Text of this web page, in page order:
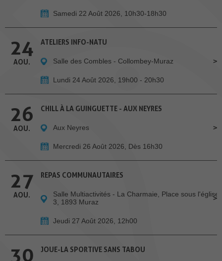
Samedi 22 Août 2026, 10h30-18h30
24
AOU.
ATELIERS INFO-NATU
Salle des Combles - Collombey-Muraz
Lundi 24 Août 2026, 19h00 - 20h30
26
AOU.
CHILL À LA GUINGUETTE - AUX NEYRES
Aux Neyres
Mercredi 26 Août 2026, Dès 16h30
27
AOU.
REPAS COMMUNAUTAIRES
Salle Multiactivités - La Charmaie, Place sous l'église
3, 1893 Muraz
Jeudi 27 Août 2026, 12h00
30 JOUE-LA SPORTIVE SANS TABOU